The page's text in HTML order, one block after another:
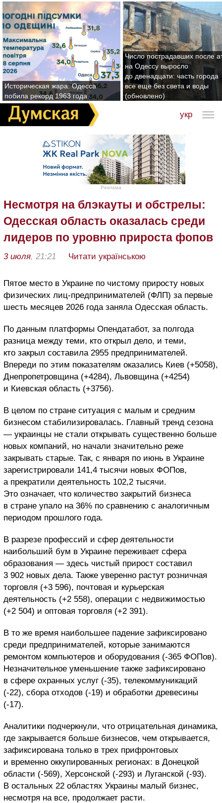
Историческая жара: Одесса
побила рекорд 1963 года
Число пострадавших после
на Одессу выросло
до двенадцати: часть города
все еще без света и воды
(обновлено)
укр
Реклама
Несмотря на блэкауты и обстрелы:
Одесская область оказалась среди
лидеров по уровню прироста фопов
3 июля, 21:21 Читати українською
Пятое место в Украине по чистому приросту новых
физических лиц-предпринимателей (ФЛП) за первые
шесть месяцев 2026 года заняла Одесская область.
По данным платформы Опендатабот, за полгода
разница между теми, кто открыл дело, и теми,
кто закрыл составила 2955 предпринимателей.
Впереди по этим показателям оказались Киев (+5058),
Днепропетровщина (+4284), Львовщина (+4254)
и Киевская область (+3756).
В целом по стране ситуация с малым и средним
бизнесом стабилизировалась. Главный тренд сезона
— украинцы не стали открывать существенно больше
новых компаний, но начали значительно реже
закрывать старые. Так, с января по июнь в Украине
зарегистрировали 141,4 тысячи новых ФОПов,
а прекратили деятельность 102,2 тысячи.
Это означает, что количество закрытий бизнеса
в стране упало на 36% по сравнению с аналогичным
периодом прошлого года.
В разрезе профессий и сфер деятельности
наибольший бум в Украине переживает сфера
образования — здесь чистый прирост составил
3 902 новых дела. Также уверенно растут розничная
торговля (+3 596), почтовая и курьерская
деятельность (+2 558), операции с недвижимостью
(+2 504) и оптовая торговля (+2 391).
В то же время наибольшее падение зафиксировано
среди предпринимателей, которые занимаются
ремонтом компьютеров и оборудования (-365 ФОПов).
Незначительное уменьшение также зафиксировано
в сфере охранных услуг (-35), телекоммуникаций
(-22), сбора отходов (-19) и обработки древесины
(-17).
Аналитики подчеркнули, что отрицательная динамика,
где закрывается больше бизнесов, чем открывается,
зафиксирована только в трех прифронтовых
и временно оккупированных регионах: в Донецкой
области (-569), Херсонской (-293) и Луганской (-93).
В остальных 22 областях Украины малый бизнес,
несмотря на все, продолжает расти.